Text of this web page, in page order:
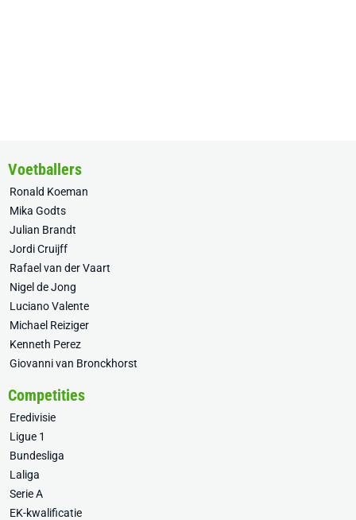
Voetballers
Ronald Koeman
Mika Godts
Julian Brandt
Jordi Cruijff
Rafael van der Vaart
Nigel de Jong
Luciano Valente
Michael Reiziger
Kenneth Perez
Giovanni van Bronckhorst
Competities
Eredivisie
Ligue 1
Bundesliga
Laliga
Serie A
EK-kwalificatie